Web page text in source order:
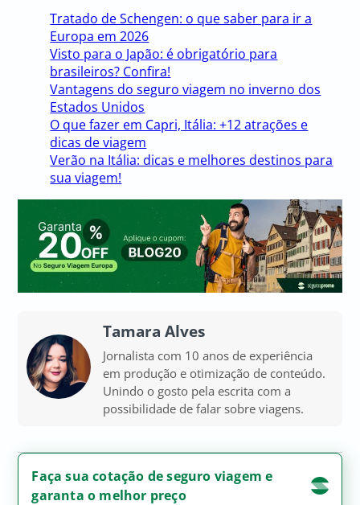
Tratado de Schengen: o que saber para ir a
Europa em 2026
Visto para o Japão: é obrigatório para
brasileiros? Confira!
Vantagens do seguro viagem no inverno dos
Estados Unidos
O que fazer em Capri, Itália: +12 atrações e
dicas de viagem
Verão na Itália: dicas e melhores destinos para
sua viagem!
Tamara Alves
Jornalista com 10 anos de experiência
em produção e otimização de conteúdo.
Unindo o gosto pela escrita com a
possibilidade de falar sobre viagens.
Faça sua cotação de seguro viagem e
garanta o melhor preço